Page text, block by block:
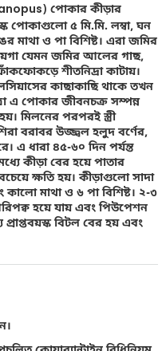
পোকার কীড়ার
পোকাগুলো ৫ মি.মি. লম্বা, ঘন
মাথা ও পা বিশিষ্ট। এরা জমির
যেমন জমির আলের গাছ,
শীতনিদ্রা কাটায়।
কাছাকাছি থাকে তখন
এ পোকার জীবনচক্র সম্পন্ন
মিলনের পরপরই স্ত্রী
বরাবর উজ্জ্বল হলুদ বর্ণের,
এ ধারা ৪৫-৬০ দিন পর্যন্ত
কীড়া বের হয়ে পাতার
ক্ষতি হয়। কীড়াগুলো সাদা
মাথা ও ৬ পা বিশিষ্ট। ২-৩
হয়ে যায় এবং পিউপেশন
বিটল বের হয় এবং